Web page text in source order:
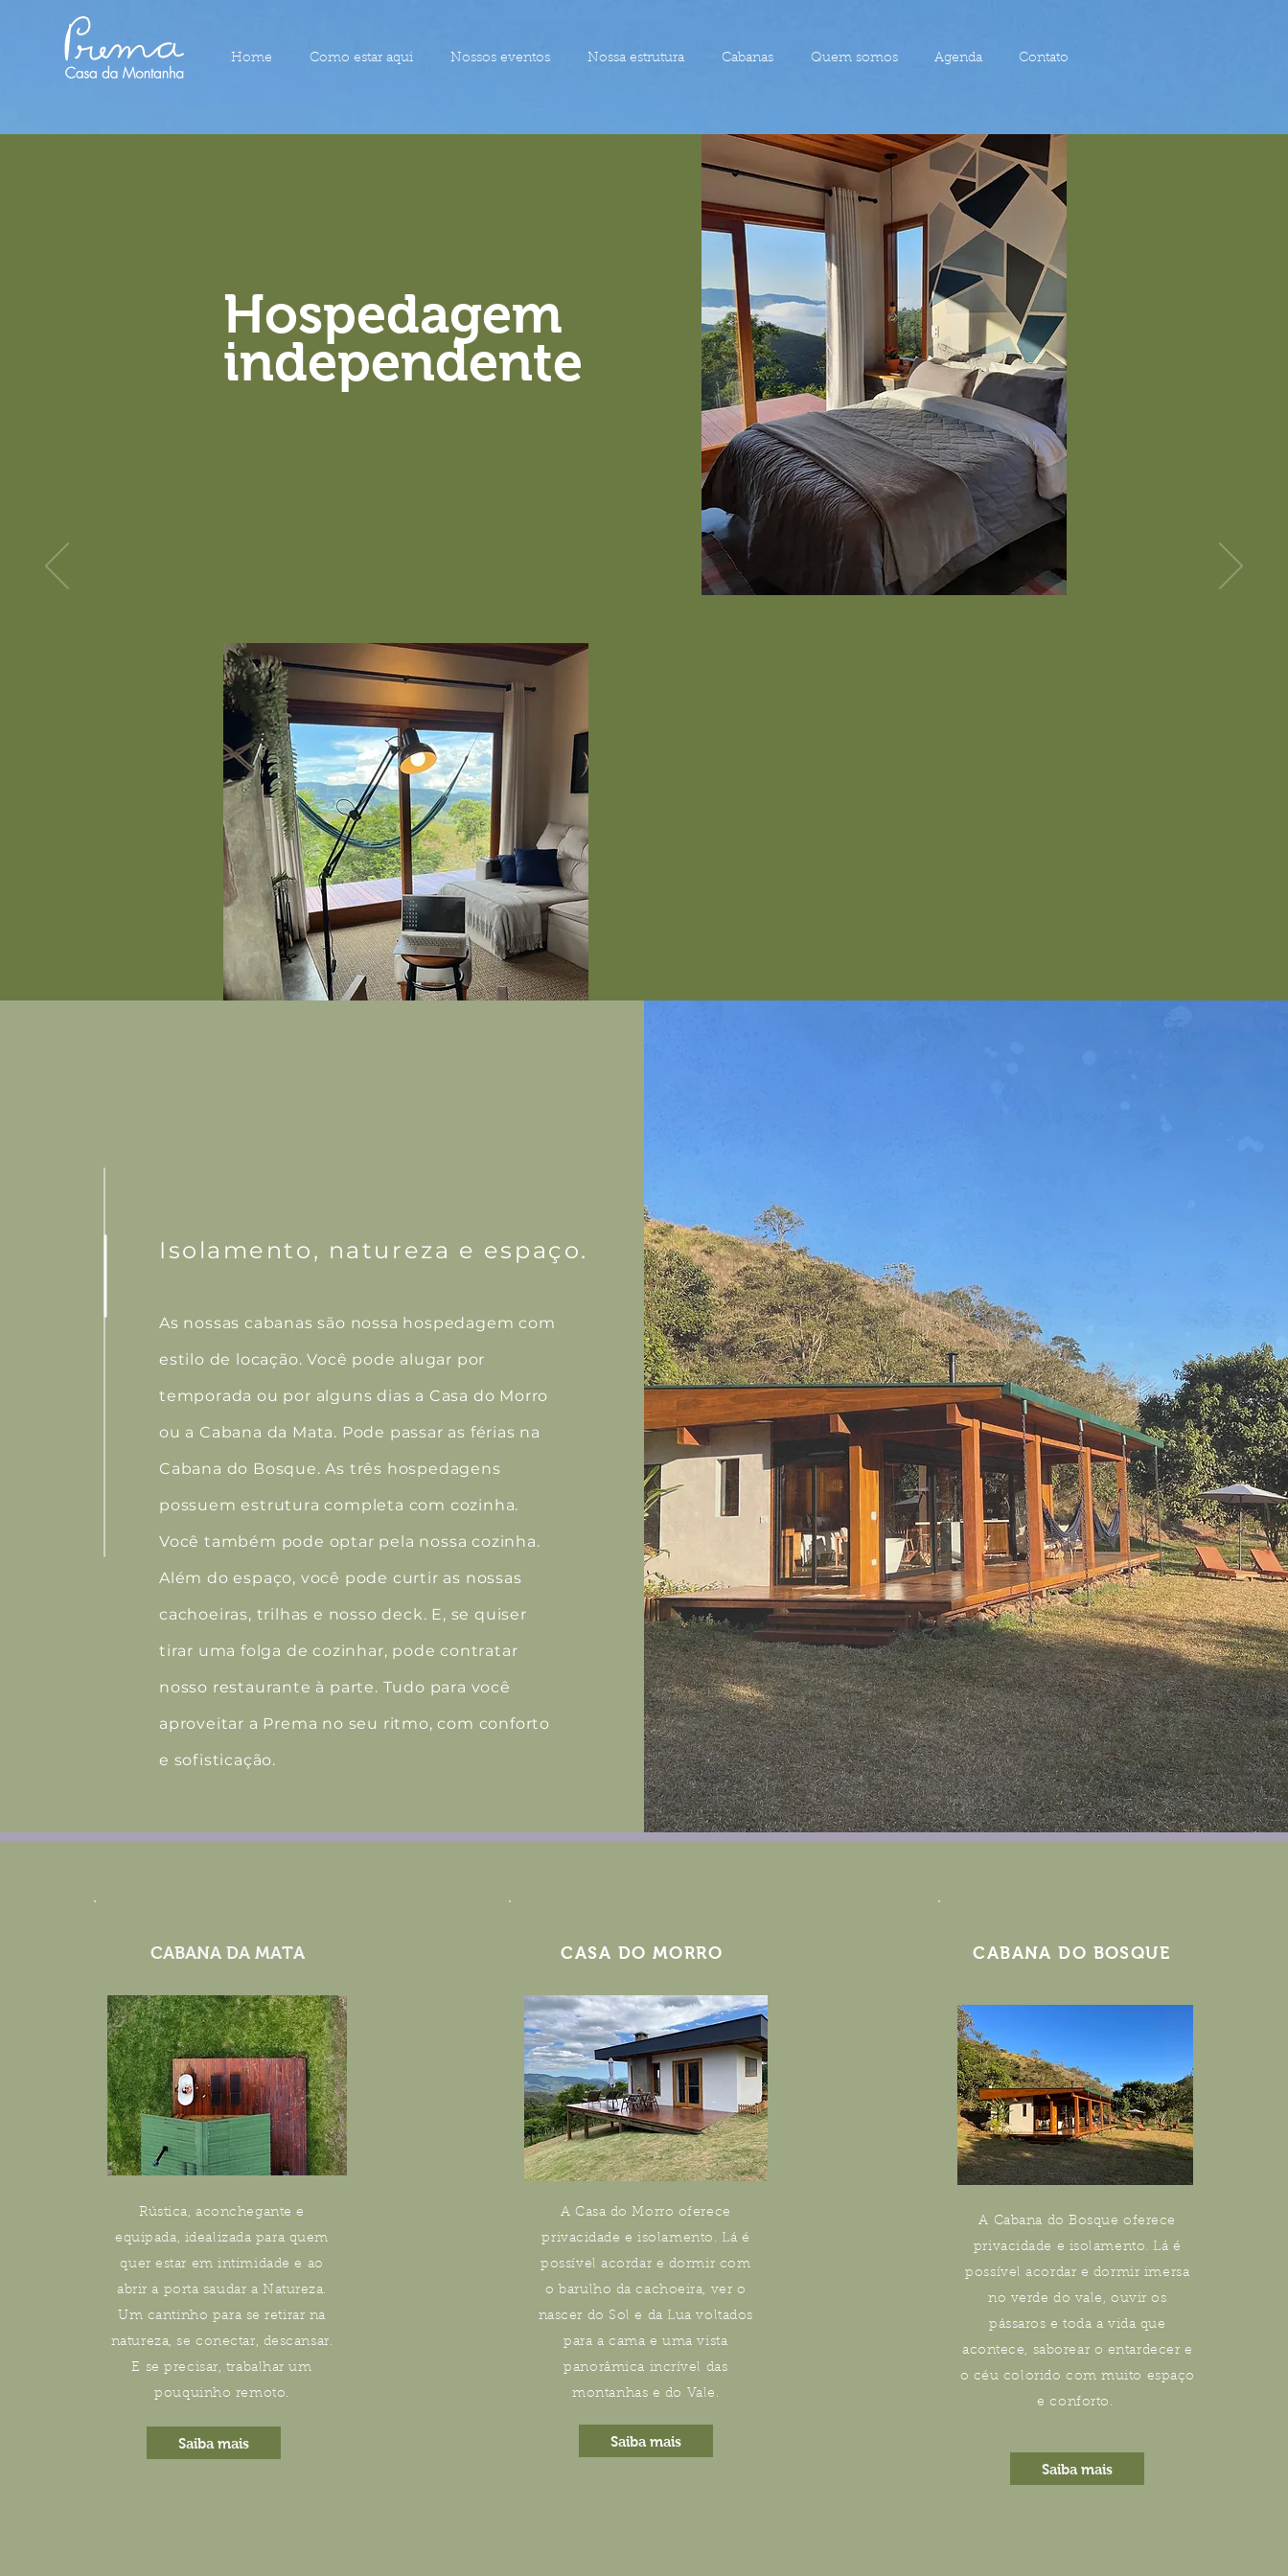
Home Como estar aqui Nossos eventos Nossa estrutura Cabanas Quem somos Agenda Contato
Hospedagem
independente
Isolamento, natureza e espaço.
As nossas cabanas são nossa hospedagem com
estilo de locação. Você pode alugar por
temporada ou por alguns dias a Casa do Morro
ou a Cabana da Mata. Pode passar as férias na
Cabana do Bosque. As três hospedagens
possuem estrutura completa com cozinha.
Você também pode optar pela nossa cozinha.
Além do espaço, você pode curtir as nossas
cachoeiras, trilhas e nosso deck. E, se quiser
tirar uma folga de cozinhar, pode contratar
nosso restaurante à parte. Tudo para você
aproveitar a Prema no seu ritmo, com conforto
e sofisticação.
CABANA DA MATA
Rústica, aconchegante e
equipada, idealizada para quem
quer estar em intimidade e ao
abrir a porta saudar a Natureza.
Um cantinho para se retirar na
natureza, se conectar, descansar.
E se precisar, trabalhar um
pouquinho remoto.
Saiba mais
CASA DO MORRO
A Casa do Morro oferece
privacidade e isolamento. Lá é
possível acordar e dormir com
o barulho da cachoeira, ver o
nascer do Sol e da Lua voltados
para a cama e uma vista
panorâmica incrível das
montanhas e do Vale.
Saiba mais
CABANA DO BOSQUE
A Cabana do Bosque oferece
privacidade e isolamento. Lá é
possível acordar e dormir imersa
no verde do vale, ouvir os
pássaros e toda a vida que
acontece, saborear o entardecer e
o céu colorido com muito espaço
e conforto.
Saiba mais